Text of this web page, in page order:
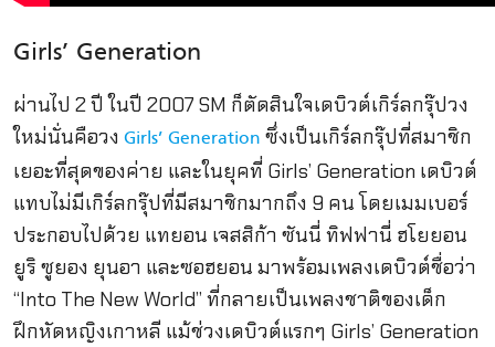
Girls’ Generation
ผ่านไป 2 ปี ในปี 2007 SM ก็ตัดสินใจเดบิวต์เกิร์ลกรุ๊ปวง
ใหม่นั่นคือวง Girls’ Generation ซึ่งเป็นเกิร์ลกรุ๊ปที่สมาชิก
เยอะที่สุดของค่าย และในยุคที่ Girls’ Generation เดบิวต์
แทบไม่มีเกิร์ลกรุ๊ปที่มีสมาชิกมากถึง 9 คน โดยเมมเบอร์
ประกอบไปด้วย แทยอน เจสสิก้า ซันนี่ ทิฟฟานี่ ฮโยยอน
ยูริ ซูยอง ยุนอา และซอฮยอน มาพร้อมเพลงเดบิวต์ชื่อว่า
“Into The New World” ที่กลายเป็นเพลงชาติของเด็ก
ฝึกหัดหญิงเกาหลี แม้ช่วงเดบิวต์แรกๆ Girls’ Generation